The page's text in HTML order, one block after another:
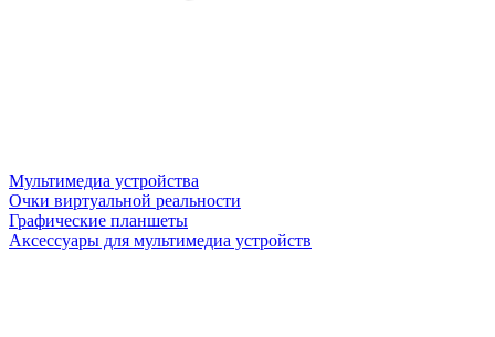
Мультимедиа устройства
Очки виртуальной реальности
Графические планшеты
Аксессуары для мультимедиа устройств